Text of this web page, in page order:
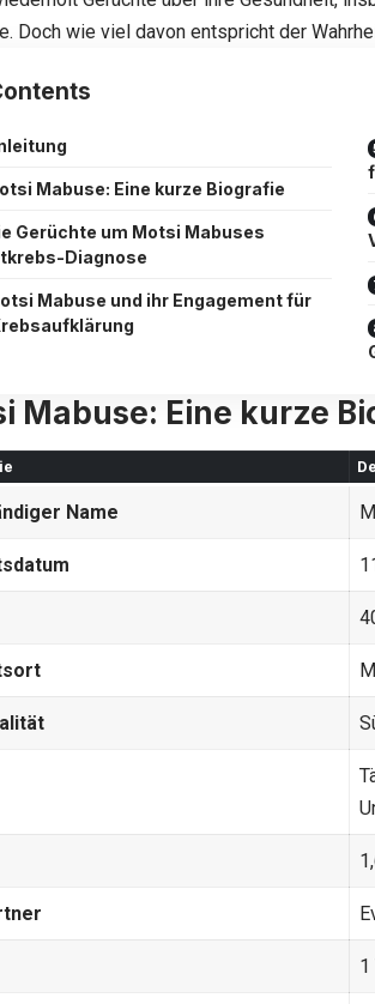
Doch wie viel davon entspricht der
Mabuse: Eine kurze Biografie
Gerüchte um Motsi Mabuses
Diagnose
Mabuse und ihr Engagement für
Mabuse: Eine kurze
Name
1